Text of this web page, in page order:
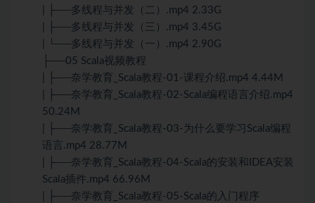
| ├──多线程与并发（二）.mp4 2.33G
| ├──多线程与并发（三）.mp4 3.45G
| └──多线程与并发（一）.mp4 2.90G
├──05 Scala视频教程
| ├──奈学教育_Scala教程-01-课程介绍.mp4 4.44M
| ├──奈学教育_Scala教程-02-Scala编程语言介绍.mp4
50.24M
| ├──奈学教育_Scala教程-03-为什么要学习Scala编程
语言.mp4 28.77M
| ├──奈学教育_Scala教程-04-Scala的安装和IDEA安装
Scala插件.mp4 66.96M
| ├──奈学教育_Scala教程-05-Scala的入门程序